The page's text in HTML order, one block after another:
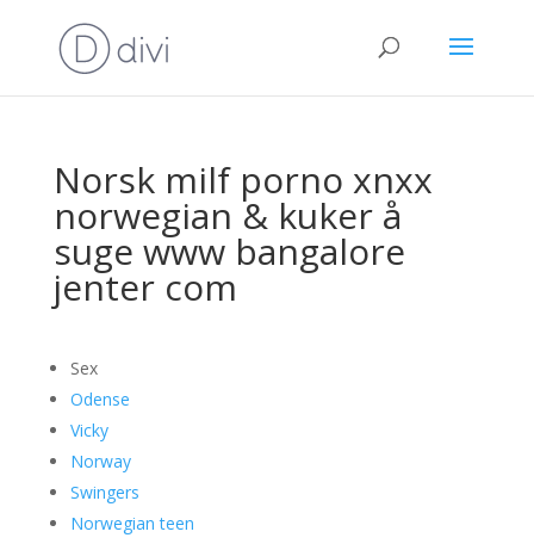
Norsk milf porno xnxx
norwegian & kuker å
suge www bangalore
jenter com
Sex
Odense
Vicky
Norway
Swingers
Norwegian teen